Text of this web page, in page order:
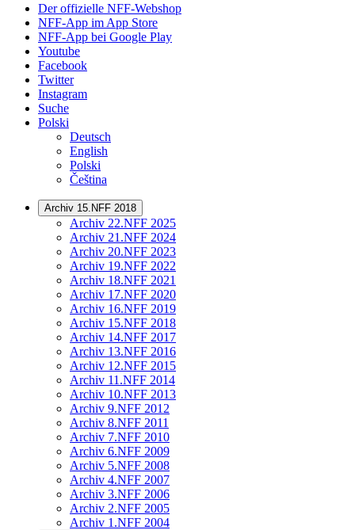
Der offizielle NFF-Webshop
NFF-App im App Store
NFF-App bei Google Play
Youtube
Facebook
Twitter
Instagram
Suche
Polski
Deutsch
English
Polski
Čeština
Archiv 15.NFF 2018
Archiv 22.NFF 2025
Archiv 21.NFF 2024
Archiv 20.NFF 2023
Archiv 19.NFF 2022
Archiv 18.NFF 2021
Archiv 17.NFF 2020
Archiv 16.NFF 2019
Archiv 15.NFF 2018
Archiv 14.NFF 2017
Archiv 13.NFF 2016
Archiv 12.NFF 2015
Archiv 11.NFF 2014
Archiv 10.NFF 2013
Archiv 9.NFF 2012
Archiv 8.NFF 2011
Archiv 7.NFF 2010
Archiv 6.NFF 2009
Archiv 5.NFF 2008
Archiv 4.NFF 2007
Archiv 3.NFF 2006
Archiv 2.NFF 2005
Archiv 1.NFF 2004